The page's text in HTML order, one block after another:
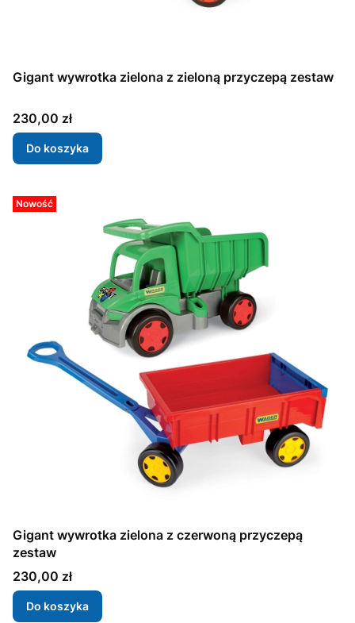
Gigant wywrotka zielona z zieloną przyczepą zestaw
Cena
230,00 zł
Do koszyka
Nowość
Gigant wywrotka zielona z czerwoną przyczepą
zestaw
Cena
230,00 zł
Do koszyka